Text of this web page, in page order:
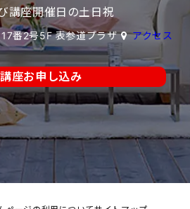
講座開催日の土日祝
番2号5F 表参道プラザ アクセス
講座お申し込み